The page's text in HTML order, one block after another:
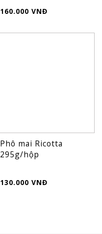
160.000 VNĐ
Phô mai Ricotta
295g/hộp
130.000 VNĐ